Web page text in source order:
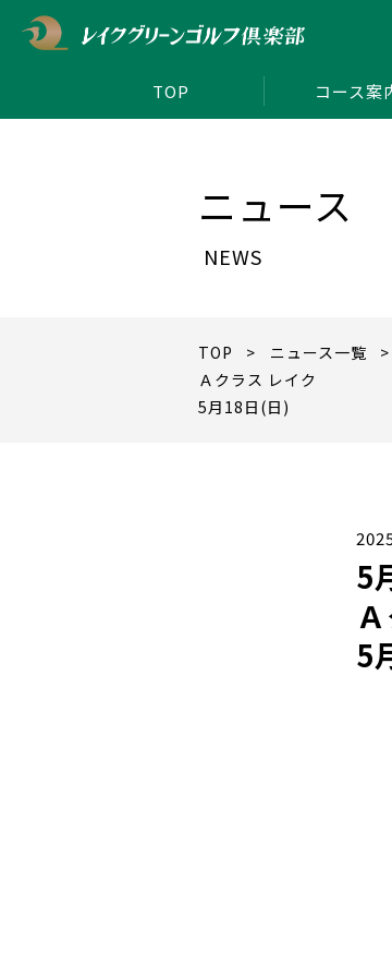
TOP コース案
ニュース
NEWS
TOP > ニュース一覧 >
Ａクラス レイク
5月18日(日)
5
5